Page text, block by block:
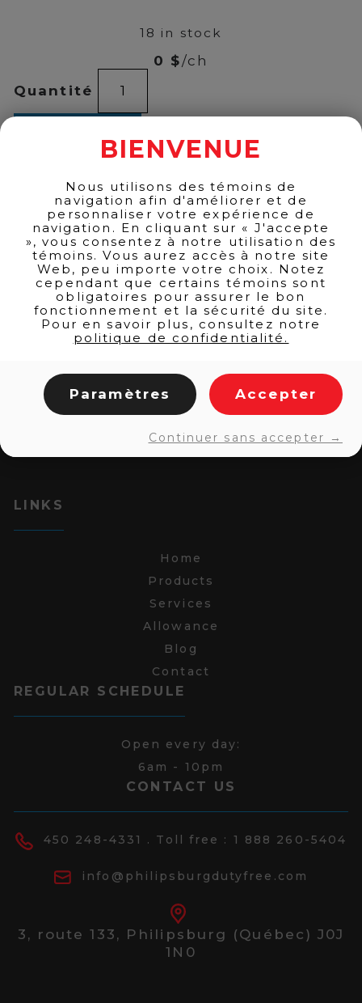
18 in stock
0 $ /ch
Quantité
W.BLASS
Y.LABEL
750ML
quantity
BACK TO PRODUCTS
LINKS
Home
Products
Services
Allowance
Blog
Contact
REGULAR SCHEDULE
Open every day:
6am - 10pm
CONTACT US
450 248-4331 . Toll free : 1 888 260-5404
info@philipsburgdutyfree.com
3, route 133, Philipsburg (Québec) J0J
1N0
BIENVENUE
Nous utilisons des témoins de
navigation afin d'améliorer et de
personnaliser votre expérience de
navigation. En cliquant sur « J'accepte
», vous consentez à notre utilisation des
témoins. Vous aurez accès à notre site
Web, peu importe votre choix. Notez
cependant que certains témoins sont
obligatoires pour assurer le bon
fonctionnement et la sécurité du site.
Pour en savoir plus, consultez notre
politique de confidentialité.
Paramètres Accepter
Continuer sans accepter →